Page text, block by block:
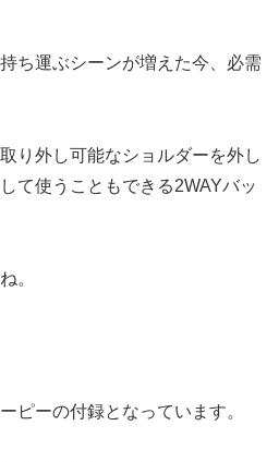
ち運ぶシーンが増えた今、必需
り外し可能なショルダーを外し
て使うこともできる2WAYバッ
。
ピーの付録となっています。